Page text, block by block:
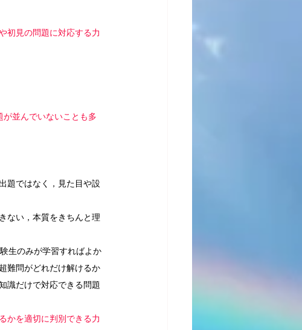
初見の問題に対応する力
並んでいないことも多
題ではなく，見た目や設
ない，本質をきちんと理
生のみが学習すればよか
難問がどれだけ解けるか
識だけで対応できる問題
かを適切に判別できる力